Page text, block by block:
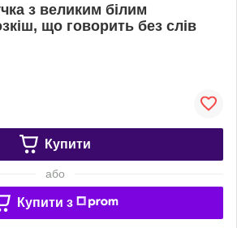
з великим білим
що говорить без слів
Купити
або
Купити з